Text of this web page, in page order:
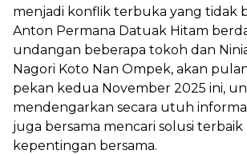
menjadi konflik terbuka yang tidak
Anton Permana Datuak Hitam
undangan beberapa tokoh dan
Nagori Koto Nan Ompek, akan
pekan kedua November 2025 ini,
mendengarkan secara utuh
juga bersama mencari solusi
kepentingan bersama.